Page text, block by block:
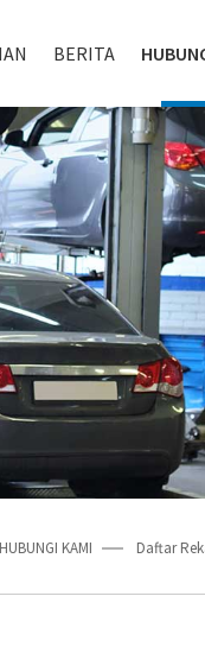
BERITA
HUBUNGI KAMI Daftar